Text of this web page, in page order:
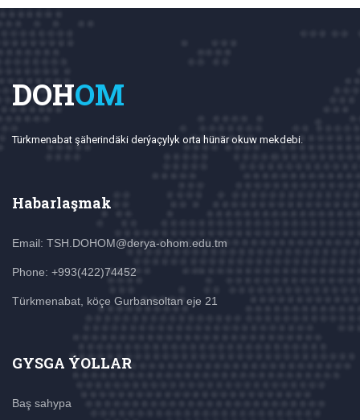
DOHOM
Türkmenabat şäherindäki derýaçylyk orta hünär okuw mekdebi.
Habarlaşmak
Email: TSH.DOHOM@derya-ohom.edu.tm
Phone: +993(422)74452
Türkmenabat, köçe Gurbansoltan eje 21
GYSGA ÝOLLAR
Baş sahypa